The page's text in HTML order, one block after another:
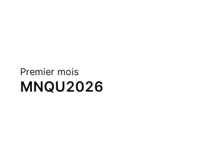
Premier mois
MNQU2026